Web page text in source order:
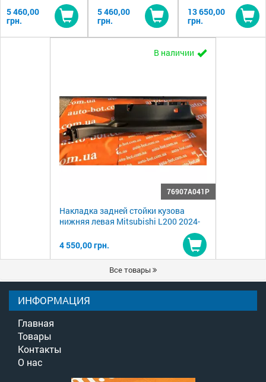
5 460,00
грн.
Купить
5 460,00
грн.
Купить
13 650,00
грн.
В наличии
76907A041P
Накладка задней стойки кузова
нижняя левая Mitsubishi L200 2024-
4 550,00 грн.
Купить
Все товары
ИНФОРМАЦИЯ
Главная
Товары
Контакты
О нас